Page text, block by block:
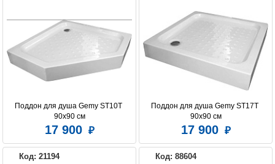
Поддон для душа Gemy ST10T
90х90 см
17 900
Поддон для душа Gemy ST17T
90х90 см
17 900
Код: 21194 Код: 88604